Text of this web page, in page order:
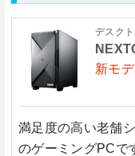
デスク
新モ
満足度の高い老舗
のゲーミングPCで